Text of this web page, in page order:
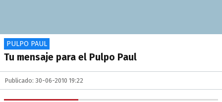
PULPO PAUL
Tu mensaje para el Pulpo Paul
Publicado: 30-06-2010 19:22